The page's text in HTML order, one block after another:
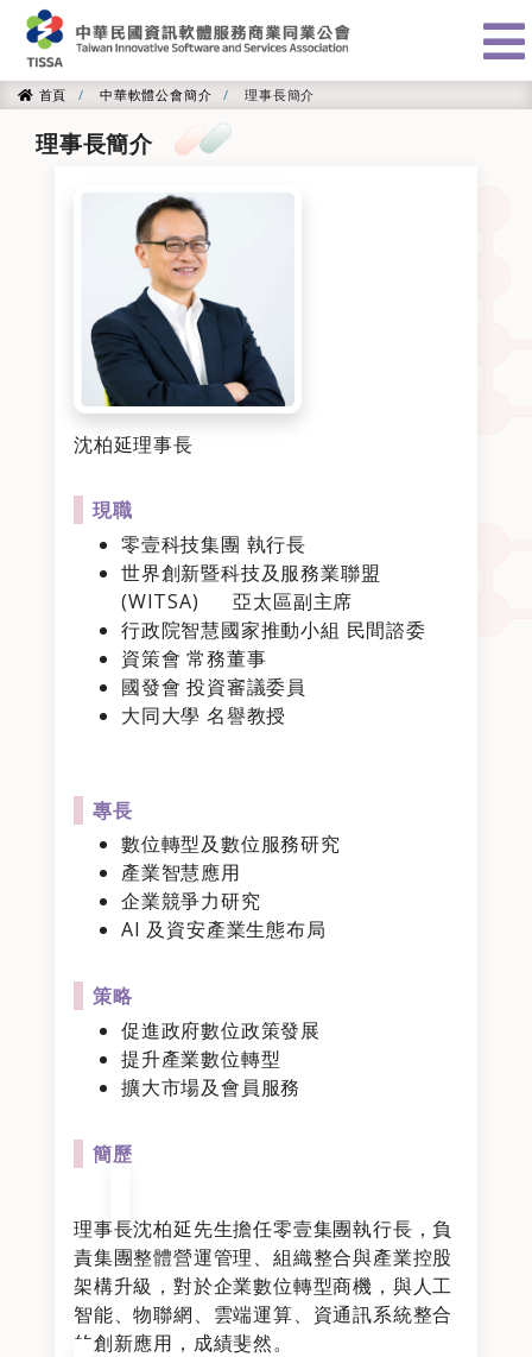
首頁
首頁 中華軟體公會簡介 理事長簡介
理事長簡介
沈柏延理事長
現職
零壹科技集團 執行長
世界創新暨科技及服務業聯盟
(WITSA) 亞太區副主席
行政院智慧國家推動小組 民間諮委
資策會 常務董事
國發會 投資審議委員
大同大學 名譽教授
專長
數位轉型及數位服務研究
產業智慧應用
企業競爭力研究
AI 及資安產業生態布局
策略
促進政府數位政策發展
提升產業數位轉型
擴大市場及會員服務
簡歷
理事長沈柏延先生擔任零壹集團執行長，負
責集團整體營運管理、組織整合與產業控股
架構升級，對於企業數位轉型商機，與人工
智能、物聯網、雲端運算、資通訊系統整合
的創新應用，成績斐然。